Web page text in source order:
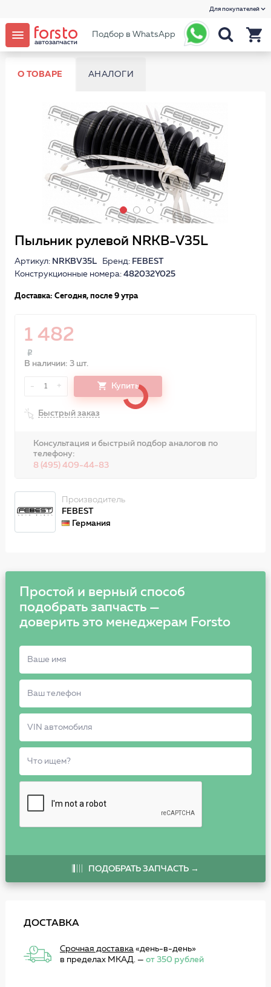
Для покупателей
Подбор в WhatsApp
О ТОВАРЕ АНАЛОГИ
Пыльник рулевой NRKB-V35L
Артикул: NRKBV35LБренд: FEBEST
Конструкционные номера: 482032Y025
Доставка: Сегодня, после 9 утра
1 482
В наличии: 3 шт.
- 1 + Купить
Быстрый заказ
Консультация и быстрый подбор аналогов по
телефону:
8 (495) 409-44-83
Производитель
FEBEST
Германия
Простой и верный способ
подобрать запчасть —
доверить это менеджерам Forsto
ПОДОБРАТЬ ЗАПЧАСТЬ →
ДОСТАВКА
Срочная доставка«день-в-день»
в пределах МКАД. — от 350 рублей